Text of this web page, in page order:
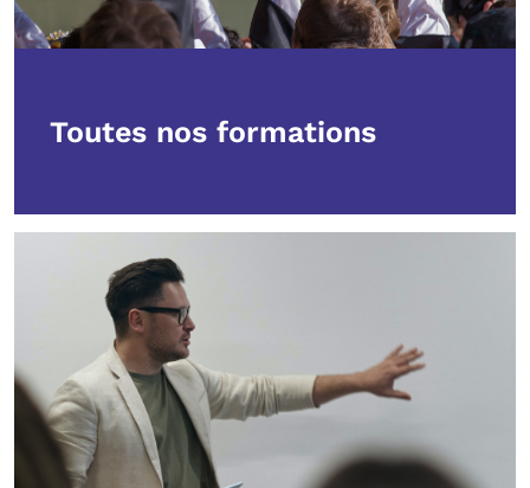
Toutes nos formations